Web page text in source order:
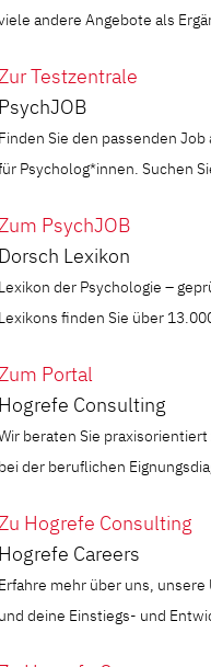
andere Angebote als
Testzentrale
Sie den passenden
Psycholog*innen. Suchen
PsychJOB
Lexikon
der Psychologie –
finden Sie über
Portal
Consulting
beraten Sie
der beruflichen
Hogrefe Consulting
Careers
mehr über uns,
deine Einstiegs- und